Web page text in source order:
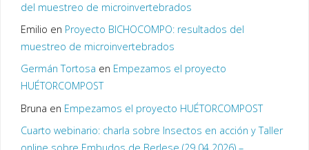
del muestreo de microinvertebrados
Emilio en Proyecto BICHOCOMPO: resultados del
muestreo de microinvertebrados
Germán Tortosa en Empezamos el proyecto
HUÉTORCOMPOST
Bruna en Empezamos el proyecto HUÉTORCOMPOST
Cuarto webinario: charla sobre Insectos en acción y Taller